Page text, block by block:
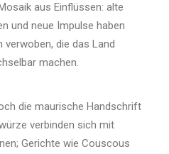
aus Einflüssen: alte
und neue Impulse haben
verwoben, die das Land
machen.
die maurische Handschrift
verbinden sich mit
Gerichte wie Couscous